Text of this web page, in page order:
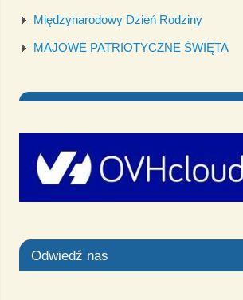
Międzynarodowy Dzień Rodziny
MAJOWE PATRIOTYCZNE ŚWIĘTA
Odwiedź nas